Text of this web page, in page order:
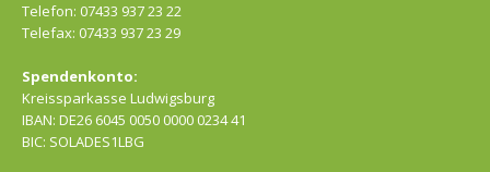
Telefon: 07433 937 23 22
Telefax: 07433 937 23 29
Spendenkonto:
Kreissparkasse Ludwigsburg
IBAN: DE26 6045 0050 0000 0234 41
BIC: SOLADES1LBG